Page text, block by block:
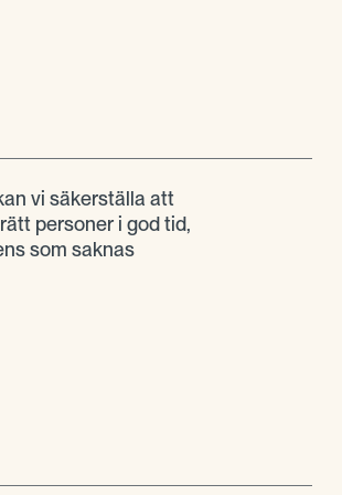
vi säkerställa att
personer i god tid,
som saknas